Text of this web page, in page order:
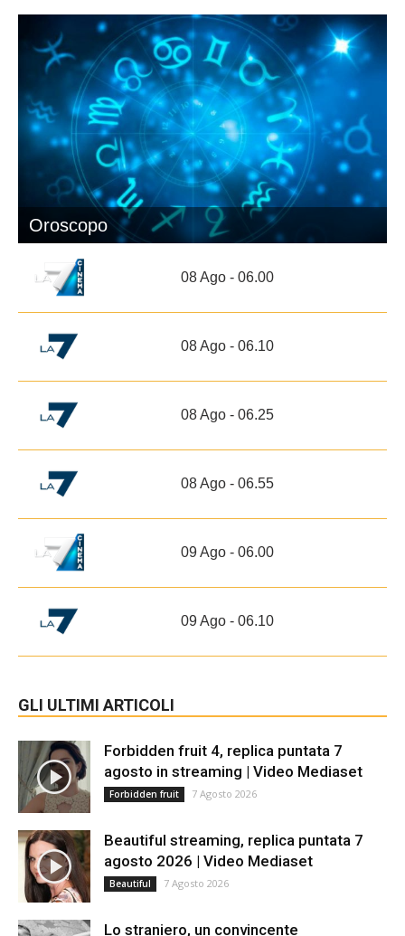
Oroscopo
08 Ago - 06.00
08 Ago - 06.10
08 Ago - 06.25
08 Ago - 06.55
09 Ago - 06.00
09 Ago - 06.10
GLI ULTIMI ARTICOLI
Forbidden fruit 4, replica puntata 7
agosto in streaming | Video Mediaset
Forbidden fruit 7 Agosto 2026
Beautiful streaming, replica puntata 7
agosto 2026 | Video Mediaset
Beautiful 7 Agosto 2026
Lo straniero, un convincente